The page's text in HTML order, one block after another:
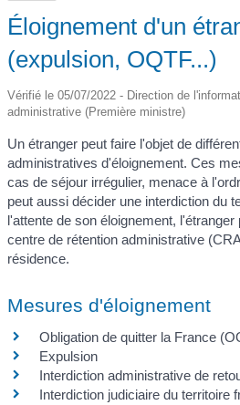
Éloignement d'un
(expulsion, OQTF...)
Vérifié le 05/07/2022 - Direction de
administrative (Première ministre)
Un étranger peut faire l'objet de
administratives d'éloignement. Ces
cas de séjour irrégulier, menace à
peut aussi décider une interdiction du
l'attente de son éloignement, l'étranger
centre de rétention administrative
résidence.
Mesures d'éloignement
Obligation de quitter la France
Expulsion
Interdiction administrative de
Interdiction judiciaire du territoire